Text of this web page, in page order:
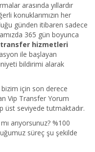
arasında yıllardır
konuklarımızın her
günden itibaren sadece
365 gün boyunca
transfer hizmetleri
ile başlayan
bildirimi alarak
için son derece
Vip Transfer Yorum
üst seviyede tutmaktadır.
arıyorsunuz? %100
süreç şu şekilde